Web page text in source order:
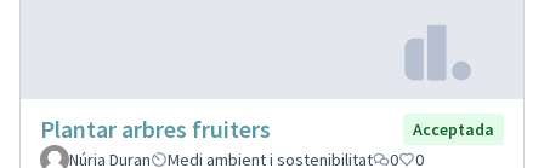
Plantar arbres fruiters
Acceptada
Núria Duran
Medi ambient i sostenibilitat 0 0